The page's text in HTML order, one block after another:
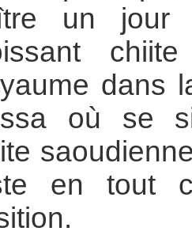
un jour
dans
où se
en tout